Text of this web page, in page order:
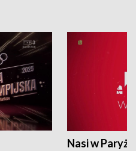
Nasi w Paryżu